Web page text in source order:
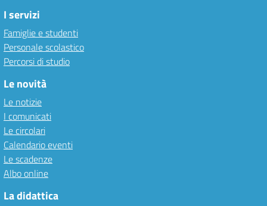
I servizi
Famiglie e studenti
Personale scolastico
Percorsi di studio
Le novità
Le notizie
I comunicati
Le circolari
Calendario eventi
Le scadenze
Albo online
La didattica